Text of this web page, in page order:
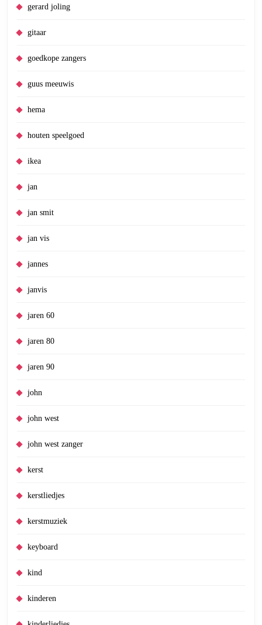
gerard joling
gitaar
goedkope zangers
guus meeuwis
hema
houten speelgoed
ikea
jan
jan smit
jan vis
jannes
janvis
jaren 60
jaren 80
jaren 90
john
john west
john west zanger
kerst
kerstliedjes
kerstmuziek
keyboard
kind
kinderen